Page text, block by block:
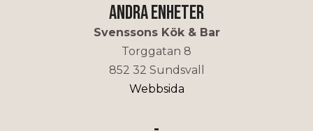
Andra enheter
Svenssons Kök & Bar
Torggatan 8
852 32 Sundsvall
Webbsida